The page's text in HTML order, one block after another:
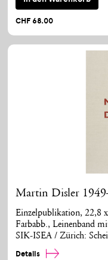
CHF 68.00
Martin Disler
Einzelpublikation, 22,8
Farbabb., Leinenband
SIK-ISEA / Zürich:
Details